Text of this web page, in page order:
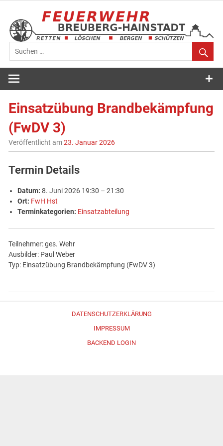
springen
Feuerwehr
Breuberg-
Hainstadt
Einsatzübung Brandbekämpfung
(FwDV 3)
Veröffentlicht am23. Januar 2026
Termin Details
Datum: 8. Juni 2026 19:30 –21:30
Ort: FwH Hst
Terminkategorien: Einsatzabteilung
Teilnehmer: ges. Wehr
Ausbilder: Paul Weber
Typ: Einsatzübung Brandbekämpfung (FwDV 3)
DATENSCHUTZERKLÄRUNG
IMPRESSUM
BACKEND LOGIN